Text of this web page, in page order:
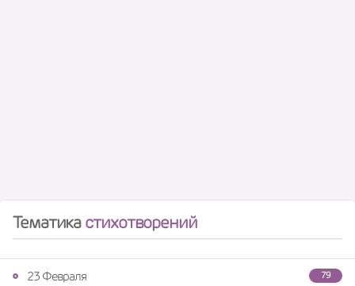
Тематикастихотворений
79
23 Февраля